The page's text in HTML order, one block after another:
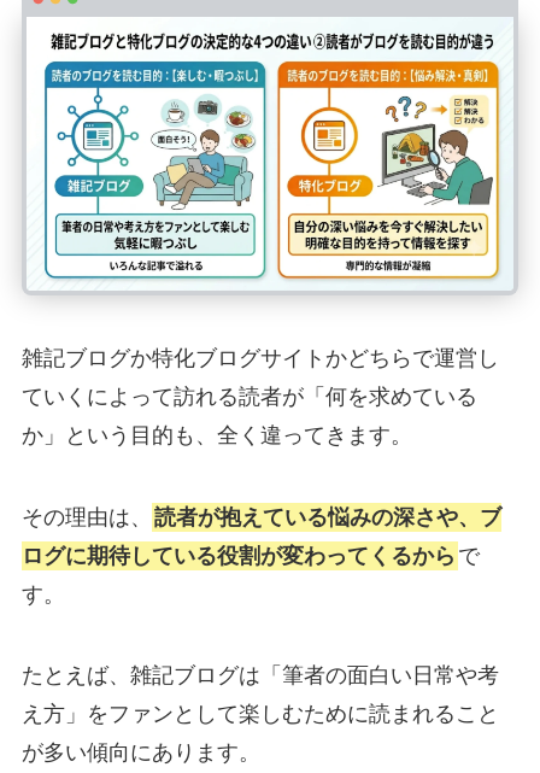
雑記ブログか特化ブログサイトかどちらで運営し
ていくによって訪れる読者が「何を求めている
か」という目的も、全く違ってきます。
その理由は、
読者が抱えている悩みの深さや、ブ
ログに期待している役割が変わってくるから で
す。
たとえば、雑記ブログは「筆者の面白い日常や考
え方」をファンとして楽しむために読まれること
が多い傾向にあります。